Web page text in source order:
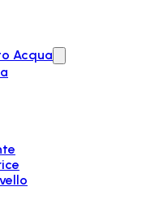
Acqua